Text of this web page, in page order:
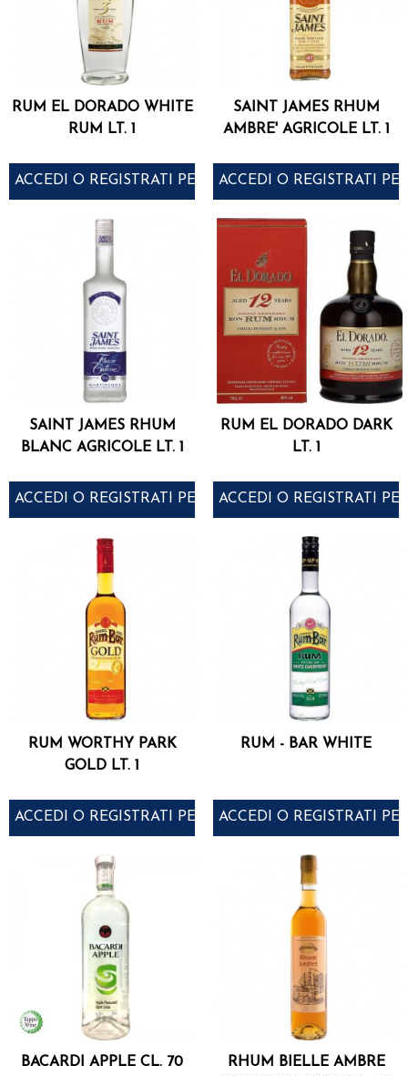
RUM EL DORADO WHITE
RUM LT. 1
ACCEDI O REGISTRATI PER ACQUISTARE
SAINT JAMES RHUM
AMBRE' AGRICOLE LT. 1
ACCEDI O REGISTRATI
SAINT JAMES RHUM
BLANC AGRICOLE LT. 1
ACCEDI O REGISTRATI PER ACQUISTARE
RUM EL DORADO DARK
LT. 1
ACCEDI O REGISTRATI
RUM WORTHY PARK
GOLD LT. 1
ACCEDI O REGISTRATI PER ACQUISTARE
RUM - BAR WHITE
ACCEDI O REGISTRATI
BACARDI APPLE CL. 70
RHUM BIELLE AMBRE